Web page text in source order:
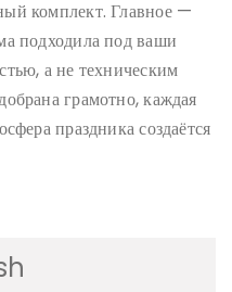
комплект. Главное —
подходила под ваши
а не техническим
грамотно, каждая
праздника создаётся